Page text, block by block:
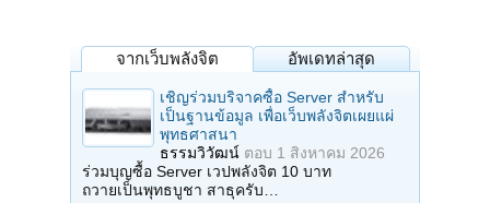
จากเว็บพลังจิต อัพเดทล่าสุด
เชิญร่วมบริจาคซื้อ Server สำหรับ
เป็นฐานข้อมูล เพื่อเว็บพลังจิตเผยแผ่
พุทธศาสนา
ธรรมวิวัฒน์ ตอบ 1 สิงหาคม 2026
ร่วมบุญซื้อ Server เวปพลังจิต 10 บาท
ถวายเป็นพุทธบูชา สาธุครับ…